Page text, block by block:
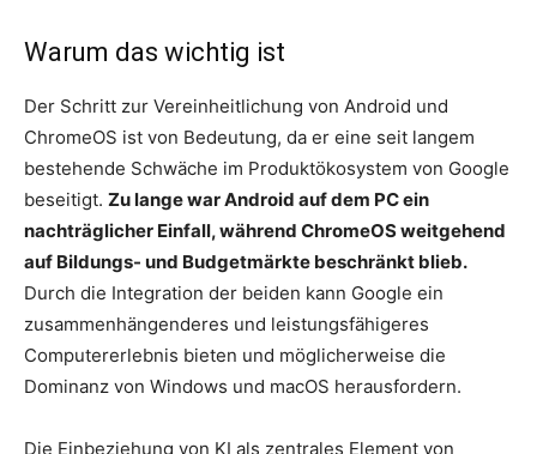
Warum das wichtig ist
Der Schritt zur Vereinheitlichung von Android und
ChromeOS ist von Bedeutung, da er eine seit langem
bestehende Schwäche im Produktökosystem von Google
beseitigt. Zu lange war Android auf dem PC ein
nachträglicher Einfall, während ChromeOS weitgehend
auf Bildungs- und Budgetmärkte beschränkt blieb.
Durch die Integration der beiden kann Google ein
zusammenhängenderes und leistungsfähigeres
Computererlebnis bieten und möglicherweise die
Dominanz von Windows und macOS herausfordern.
Die Einbeziehung von KI als zentrales Element von